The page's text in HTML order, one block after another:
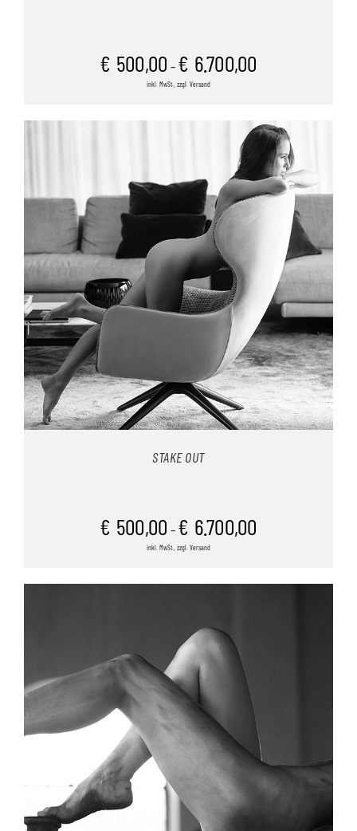
€ 500,00 – € 6.700,00
inkl. MwSt., zzgl. Versand
STAKE OUT
€ 500,00 – € 6.700,00
inkl. MwSt., zzgl. Versand